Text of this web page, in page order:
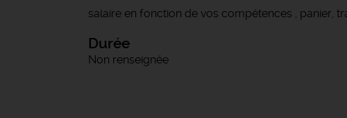
salaire en fonction de vos compétences , panier,
Durée
Non renseignée